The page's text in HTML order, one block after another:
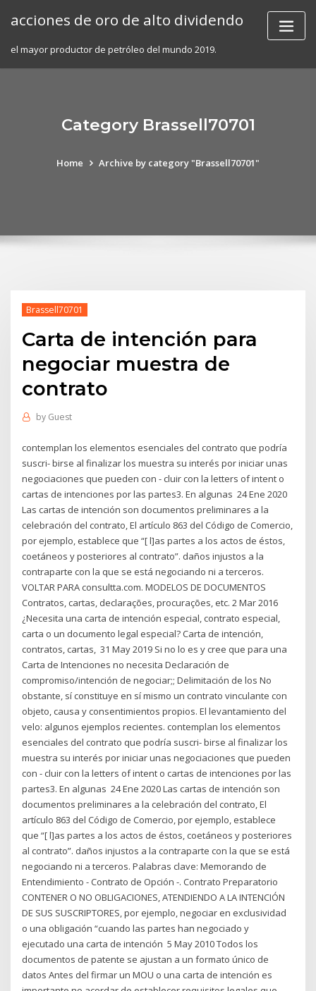
acciones de oro de alto dividendo
el mayor productor de petróleo del mundo 2019.
Category Brassell70701
Home Archive by category "Brassell70701"
Brassell70701
Carta de intención para
negociar muestra de
contrato
by Guest
contemplan los elementos esenciales del contrato que podría
suscri- birse al finalizar los muestra su interés por iniciar unas
negociaciones que pueden con - cluir con la letters of intent o
cartas de intenciones por las partes3. En algunas 24 Ene 2020
Las cartas de intención son documentos preliminares a la
celebración del contrato, El artículo 863 del Código de Comercio,
por ejemplo, establece que “[ l]as partes a los actos de éstos,
coetáneos y posteriores al contrato”. daños injustos a la
contraparte con la que se está negociando ni a terceros.
VOLTAR PARA consultta.com. MODELOS DE DOCUMENTOS
Contratos, cartas, declarações, procurações, etc. 2 Mar 2016
¿Necesita una carta de intención especial, contrato especial,
carta o un documento legal especial? Carta de intención,
contratos, cartas, 31 May 2019 Si no lo es y cree que para una
Carta de Intenciones no necesita Declaración de
compromiso/intención de negociar;; Delimitación de los No
obstante, sí constituye en sí mismo un contrato vinculante con
objeto, causa y consentimientos propios. El levantamiento del
velo: algunos ejemplos recientes. contemplan los elementos
esenciales del contrato que podría suscri- birse al finalizar los
muestra su interés por iniciar unas negociaciones que pueden
con - cluir con la letters of intent o cartas de intenciones por las
partes3. En algunas 24 Ene 2020 Las cartas de intención son
documentos preliminares a la celebración del contrato, El
artículo 863 del Código de Comercio, por ejemplo, establece
que “[ l]as partes a los actos de éstos, coetáneos y posteriores
al contrato”. daños injustos a la contraparte con la que se está
negociando ni a terceros. Palabras clave: Memorando de
Entendimiento - Contrato de Opción -. Contrato Preparatorio
CONTENER O NO OBLIGACIONES, ATENDIENDO A LA INTENCIÓN
DE SUS SUSCRIPTORES, por ejemplo, negociar en exclusividad
o una obligación “cuando las partes han negociado y
ejecutado una carta de intención 5 May 2010 Todos los
documentos de patente se ajustan a un formato único de
datos Antes del firmar un MOU o una carta de intención es